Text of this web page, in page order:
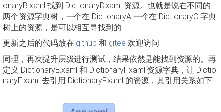
onaryB.xaml 找到 DictionaryD.xaml 资源。也就是说在不同的
两个资源字典树，一个在 DictionaryA 一个在 DictionaryC 字典
树上的资源，是可以相互寻找到的
更新之后的代码放在 github 和 gitee 欢迎访问
同理，再次提升层级进行测试，结果依然是能找到资源的。再
定义 DictionaryE.xaml 和 DictionaryF.xaml 资源字典，让 Dictio
naryE.xaml 去引用 DictionaryF.xaml 的资源，其引用关系如下